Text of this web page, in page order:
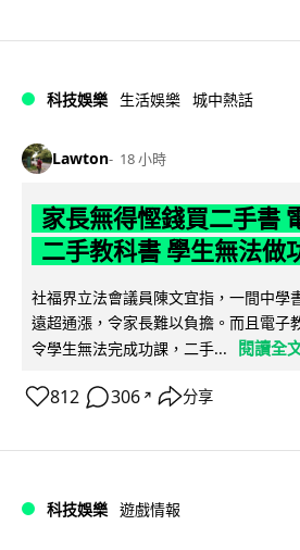
科技娛樂 生活娛樂 城中熱話
Lawton 18 小時
家長無得慳錢買二手書
二手教科書 學生無法做
社福界立法會議員陳文宜指，一間中學
遠超通漲，令家長難以負擔。而且電子
令學生無法完成功課，二手...
閱讀全
812 306 ↗ 分享
科技娛樂 遊戲情報